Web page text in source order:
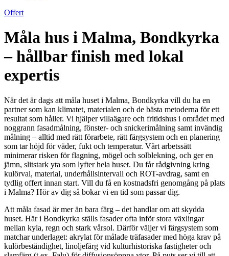
Offert
Måla hus i Malma, Bondkyrka
– hållbar finish med lokal
expertis
När det är dags att måla huset i Malma, Bondkyrka vill du ha en
partner som kan klimatet, materialen och de bästa metoderna för ett
resultat som håller. Vi hjälper villaägare och fritidshus i området med
noggrann fasadmålning, fönster- och snickerimålning samt invändig
målning – alltid med rätt förarbete, rätt färgsystem och en planering
som tar höjd för väder, fukt och temperatur. Vårt arbetssätt
minimerar risken för flagning, mögel och solblekning, och ger en
jämn, slitstark yta som lyfter hela huset. Du får rådgivning kring
kulörval, material, underhållsintervall och ROT-avdrag, samt en
tydlig offert innan start. Vill du få en kostnadsfri genomgång på plats
i Malma? Hör av dig så bokar vi en tid som passar dig.
Att måla fasad är mer än bara färg – det handlar om att skydda
huset. Här i Bondkyrka ställs fasader ofta inför stora växlingar
mellan kyla, regn och stark vårsol. Därför väljer vi färgsystem som
matchar underlaget: akrylat för målade träfasader med höga krav på
kulörbeständighet, linoljefärg vid kulturhistoriska fastigheter och